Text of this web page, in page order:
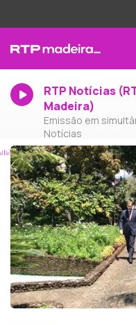
RTP Notícias
Madeira)
Emissão em
Notícias